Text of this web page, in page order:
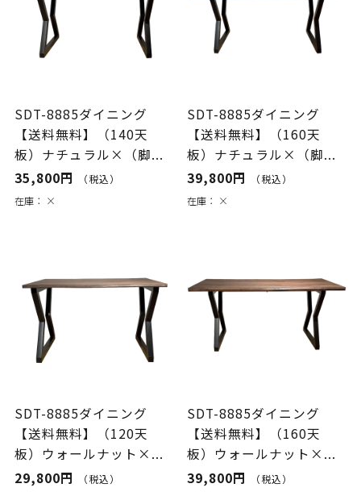
SDT-8885ダイニング
【送料無料】（140天
板）ナチュラル×（脚...
35,800円
（税込）
在庫： ×
SDT-8885ダイニング
【送料無料】（160天
板）ナチュラル×（脚...
39,800円
（税込）
在庫： ×
SDT-8885ダイニング
【送料無料】（120天
板）ウォールナット×...
29,800円
（税込）
SDT-8885ダイニング
【送料無料】（160天
板）ウォールナット×...
39,800円
（税込）